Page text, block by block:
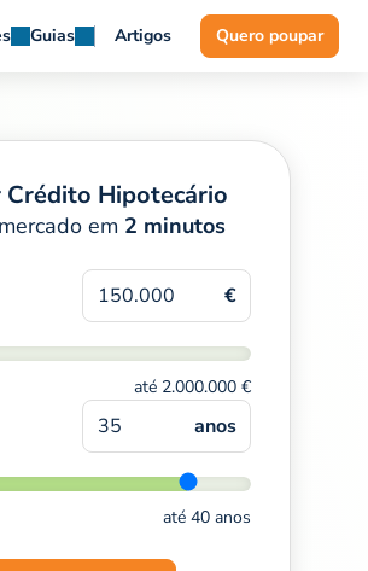
Guias Artigos Quero poupar
Hipotecário
em 2 minutos
€
até 2.000.000 €
anos
até 40 anos